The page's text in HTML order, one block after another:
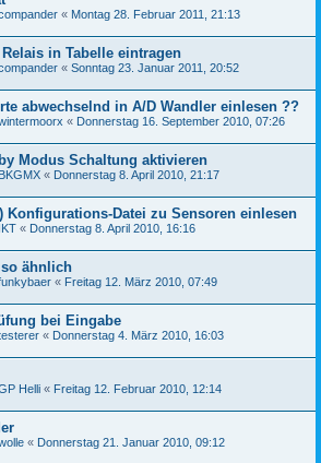
« Montag 28. Februar 2011, 21:13
in Tabelle eintragen
« Sonntag 23. Januar 2011, 20:52
abwechselnd in A/D Wandler einlesen ??
« Donnerstag 16. September 2010, 07:26
Modus Schaltung aktivieren
BKGMX « Donnerstag 8. April 2010, 21:17
Konfigurations-Datei zu Sensoren einlesen
IKT « Donnerstag 8. April 2010, 16:16
ähnlich
« Freitag 12. März 2010, 07:49
bei Eingabe
« Donnerstag 4. März 2010, 16:03
Helli « Freitag 12. Februar 2010, 12:14
« Donnerstag 21. Januar 2010, 09:12